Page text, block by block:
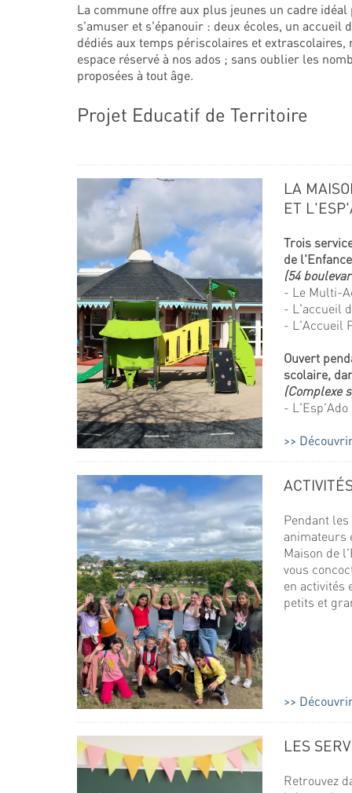
La commune offre aux plus jeunes un cadre
s'amuser et s'épanouir : deux écoles, un accueil
dédiés aux temps périscolaires et extrascolaires,
espace réservé à nos ados ; sans oublier les
proposées à tout âge.
Projet Educatif de Territoire
LA
ET
Trois
de
(54
- Le Multi-
- L'accueil
- L'Accueil
Ouvert
scolaire,
(Complexe
- L'Esp'Ado
Pendant
animateurs
Maison de
vous
en activités
petits et
LES
Retrouvez